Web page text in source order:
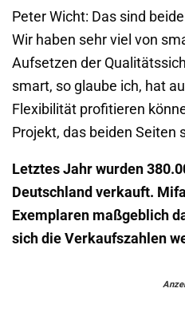
Peter Wicht: Das sind
Wir haben sehr viel von
Aufsetzen der
smart, so glaube ich, hat
Flexibilität profitieren
Projekt, das beiden Seiten
Letztes Jahr wurden
Deutschland verkauft.
Exemplaren maßgeblich
sich die Verkaufszahlen